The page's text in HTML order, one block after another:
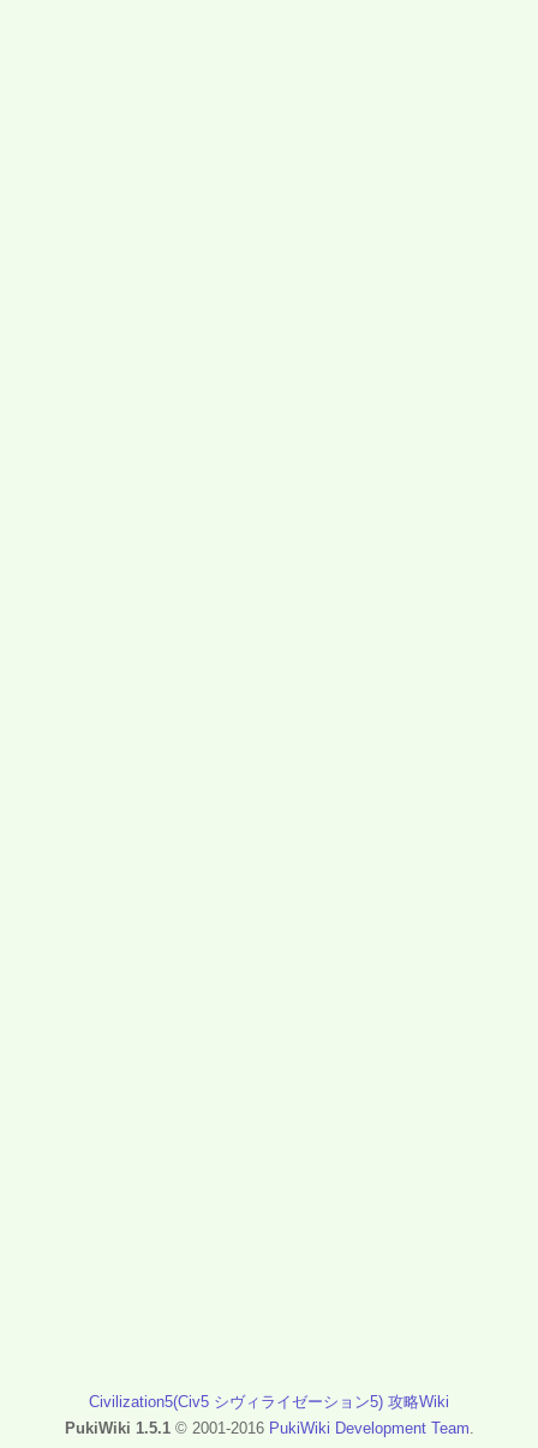
Civilization5(Civ5 シヴィライゼーション5) 攻略Wiki
PukiWiki 1.5.1© 2001-2016 PukiWiki Development Team.